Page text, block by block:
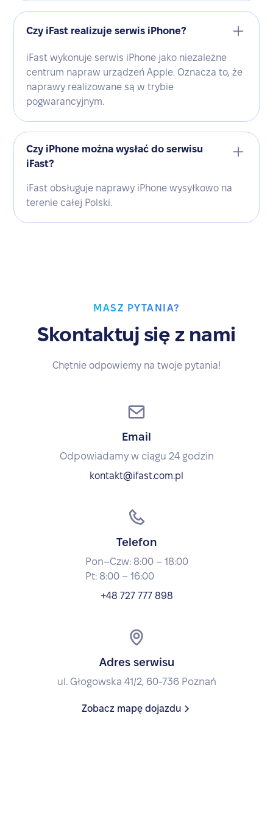
Czy iFast realizuje serwis iPhone?
iFast wykonuje serwis iPhone jako niezależne
centrum napraw urządzeń Apple. Oznacza to, że
naprawy realizowane są w trybie
pogwarancyjnym.
Czy iPhone można wysłać do serwisu
iFast?
iFast obsługuje naprawy iPhone wysyłkowo na
terenie całej Polski.
MASZ PYTANIA?
Skontaktuj się z nami
Chętnie odpowiemy na twoje pytania!
Email
Odpowiadamy w ciągu 24 godzin
kontakt@ifast.com.pl
Telefon
Pon–Czw: 8:00 – 18:00
Pt: 8:00 – 16:00
+48 727 777 898
Adres serwisu
ul. Głogowska 41/2, 60-736 Poznań
Zobacz mapę dojazdu